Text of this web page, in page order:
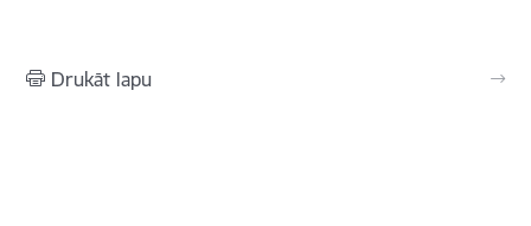
Drukāt lapu